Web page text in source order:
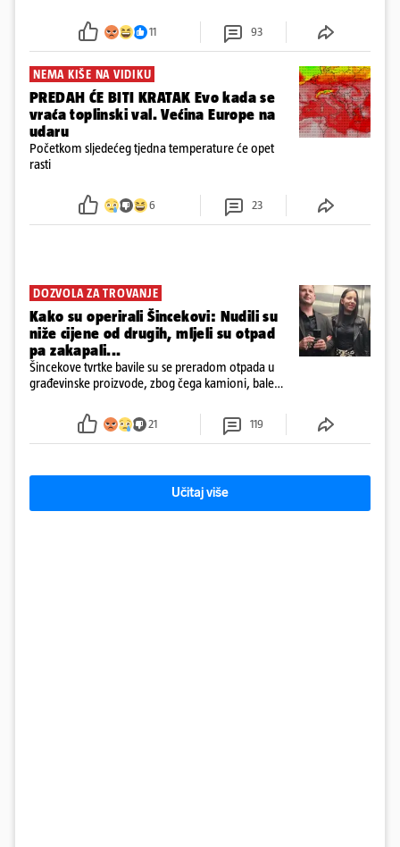
požar, rekao je vlasnik
11 93
NEMA KIŠE NA VIDIKU
PREDAH ĆE BITI KRATAK Evo kada se
vraća toplinski val. Većina Europe na
udaru
Početkom sljedećeg tjedna temperature će opet
rasti
6 23
DOZVOLA ZA TROVANJE
Kako su operirali Šincekovi: Nudili su
niže cijene od drugih, mljeli su otpad
pa zakapali...
Šincekove tvrtke bavile su se preradom otpada u
građevinske proizvode, zbog čega kamioni, bale
21 119
Učitaj više